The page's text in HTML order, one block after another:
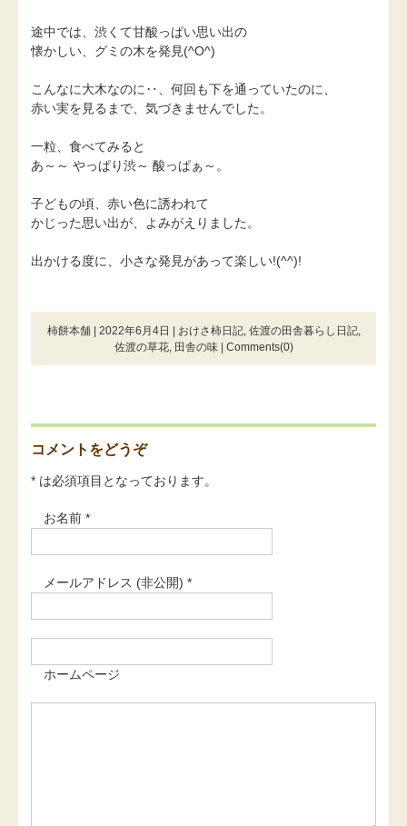
途中では、渋くて甘酸っぱい思い出の
懐かしい、グミの木を発見(^O^)
こんなに大木なのに‥、何回も下を通っていたのに、
赤い実を見るまで、気づきませんでした。
一粒、食べてみると
あ～～ やっぱり渋～ 酸っぱぁ～。
子どもの頃、赤い色に誘われて
かじった思い出が、よみがえりました。
出かける度に、小さな発見があって楽しい!(^^)!
柿餅本舗 | 2022年6月4日 | おけさ柿日記, 佐渡の田舎暮らし日記,
佐渡の草花, 田舎の味| Comments(0)
コメントをどうぞ
* は必須項目となっております。
お名前 *
メールアドレス (非公開) *
ホームページ